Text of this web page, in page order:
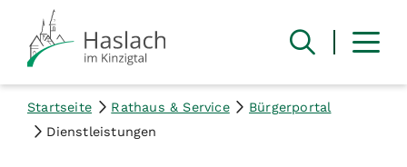
Startseite Rathaus & Service
Bürgerportal
Dienstleistungen